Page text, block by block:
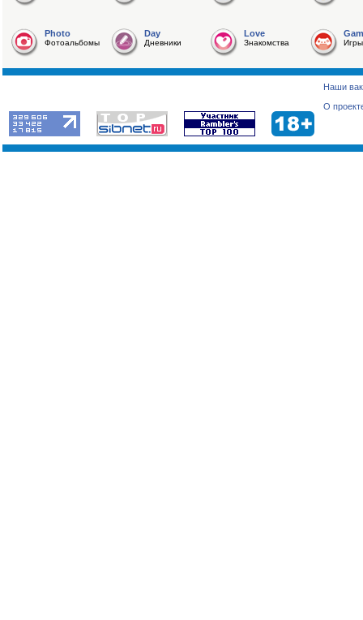
Photo
Фотоальбомы
Day
Дневники
Love
Знакомства Игры
Наши
О